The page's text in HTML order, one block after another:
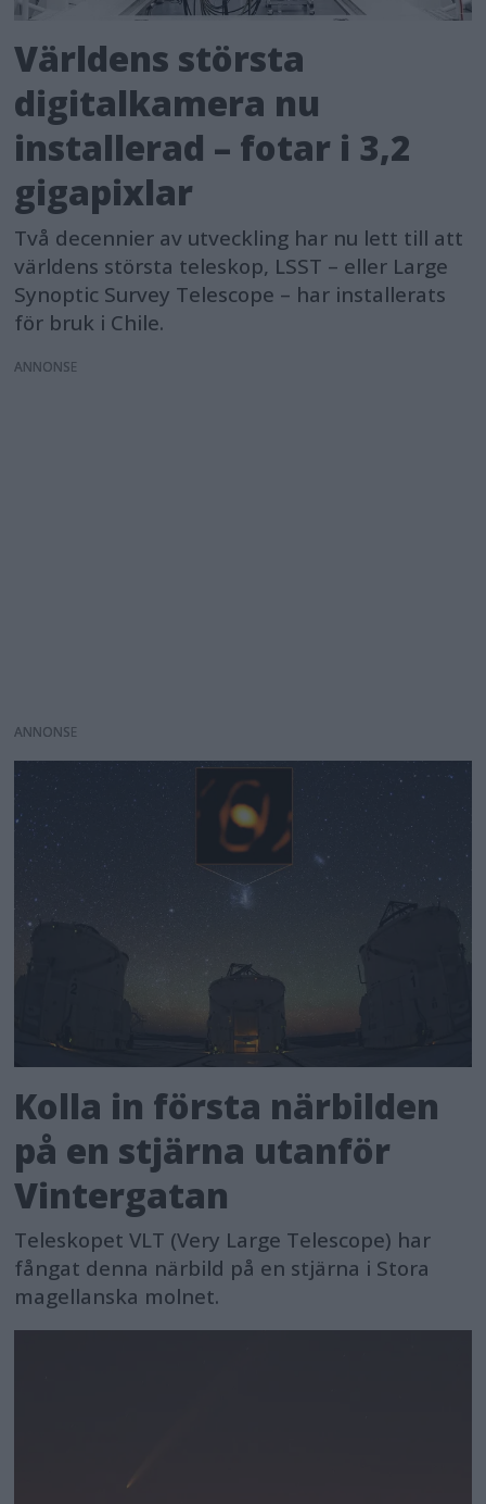
Världens största
digitalkamera nu
installerad – fotar i 3,2
gigapixlar
Två decennier av utveckling har nu lett till att
världens största teleskop, LSST – eller Large
Synoptic Survey Telescope – har installerats
för bruk i Chile.
ANNONS
ANNONS
Kolla in första närbilden
på en stjärna utanför
Vintergatan
Teleskopet VLT (Very Large Telescope) har
fångat denna närbild på en stjärna i Stora
magellanska molnet.